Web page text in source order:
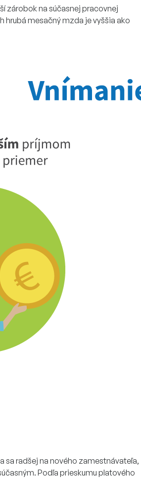
zárobok na súčasnej pracovnej
hrubá mesačný mzda je vyššia ako
sa radšej na nového zamestnávateľa,
Podľa prieskumu platového